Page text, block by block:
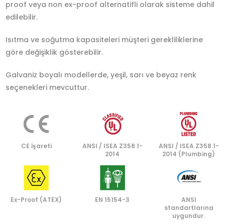
proof veya non ex-proof alternatifli olarak sisteme dahil
edilebilir.
Isıtma ve soğutma kapasiteleri müşteri gerekliliklerine
göre değişiklik gösterebilir.
Galvaniz boyalı modellerde, yeşil, sarı ve beyaz renk
seçenekleri mevcuttur.
CE İşareti
ANSI / ISEA Z358.1-
2014
ANSI / ISEA Z358.1-
2014 (Plumbing)
Ex-Proof (ATEX) EN 15154-3
ANSI
standartlarına
uygundur.